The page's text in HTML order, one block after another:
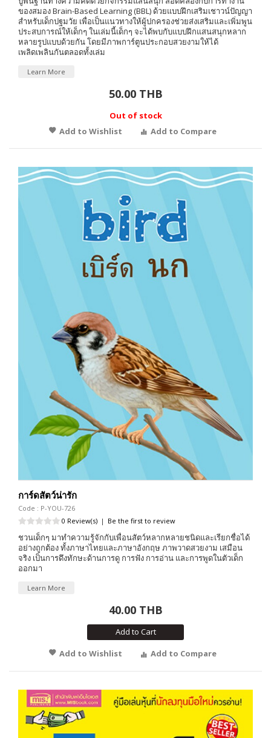
ของสมอง Brain-Based Learning (BBL) ด้วยแบบฝึกเสริมเชาวน์ปัญญา
สำหรับเด็กปฐมวัย เพื่อเป็นแนวทางให้ผู้ปกครองช่วยส่งเสริมและเพิ่มพูน
ประสบการณ์ให้เด็กๆ ในเล่มนี้เด็กๆ จะได้พบกับแบบฝึกแสนสนุกหลาก
หลายรูปแบบด้วยกัน โดยมีภาพการ์ตูนประกอบสวยงามให้ได้
เพลิดเพลินกันตลอดทั้งเล่ม
Learn More
50.00 THB
Out of stock
Add to Wishlist
Add to Compare
การ์ดสัตว์น่ารัก
Code : P-YOU-726
0 Review(s) | Be the first to review
ชวนเด็กๆ มาทำความรู้จักกับเพื่อนสัตว์หลากหลายชนิดและเรียกชื่อได้
อย่างถูกต้อง ทั้งภาษาไทยและภาษาอังกฤษ ภาพวาดสวยงาม เสมือน
จริง เป็นการดึงทักษะด้านการดู การฟัง การอ่าน และการพูดในตัวเด็ก
ออกมา
Learn More
40.00 THB
Add to Cart
Add to Wishlist
Add to Compare